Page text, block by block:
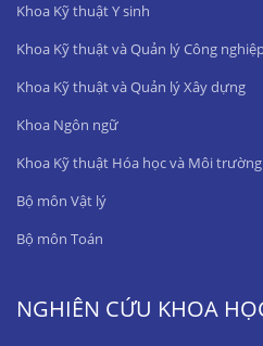
Khoa Kỹ thuật Y sinh
Khoa Kỹ thuật và Quản lý Công
Khoa Kỹ thuật và Quản lý Xây dựng
Khoa Ngôn ngữ
Khoa Kỹ thuật Hóa học và Môi trường
Bộ môn Vật lý
Bộ môn Toán
NGHIÊN CỨU KHOA